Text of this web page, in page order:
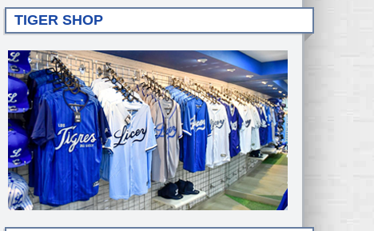
TIGER SHOP